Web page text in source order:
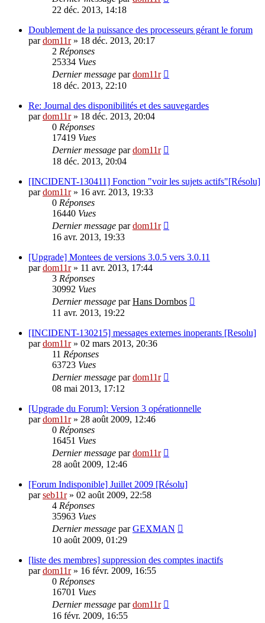
22 déc. 2013, 14:18
Doublement de la puissance des processeurs gérant le forum
pardom11r» 18 déc. 2013, 20:17
2 Réponses
25334 Vues
Dernier message pardom11r
18 déc. 2013, 22:10
Re: Journal des disponibilités et des sauvegardes
pardom11r» 18 déc. 2013, 20:04
0 Réponses
17419 Vues
Dernier message pardom11r
18 déc. 2013, 20:04
[INCIDENT-130411] Fonction "voir les sujets actifs"[Résolu]
pardom11r» 16 avr. 2013, 19:33
0 Réponses
16440 Vues
Dernier message pardom11r
16 avr. 2013, 19:33
[Upgrade] Montees de versions 3.0.5 vers 3.0.11
pardom11r» 11 avr. 2013, 17:44
3 Réponses
30992 Vues
Dernier message parHans Dornbos
11 avr. 2013, 19:22
[INCIDENT-130215] messages externes inoperants [Resolu]
pardom11r» 02 mars 2013, 20:36
11 Réponses
63723 Vues
Dernier message pardom11r
08 mai 2013, 17:12
[Upgrade du Forum]: Version 3 opérationnelle
pardom11r» 28 août 2009, 12:46
0 Réponses
16451 Vues
Dernier message pardom11r
28 août 2009, 12:46
[Forum Indisponible] Juillet 2009 [Résolu]
parseb11r» 02 août 2009, 22:58
4 Réponses
35963 Vues
Dernier message parGEXMAN
10 août 2009, 01:29
[liste des membres] suppression des comptes inactifs
pardom11r» 16 févr. 2009, 16:55
0 Réponses
16701 Vues
Dernier message pardom11r
16 févr. 2009, 16:55